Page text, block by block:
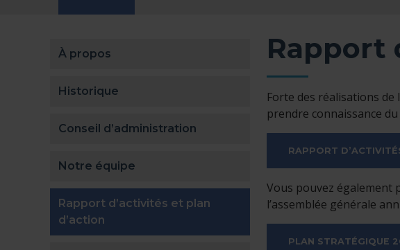
À propos
Historique
Conseil d’administration
Notre équipe
Rapport d’activités et plan
d’action
Rapport
Forte des réalisations de
prendre connaissance
RAPPORT
Vous pouvez également
l’assemblée générale
PLAN STRATÉGIQUE